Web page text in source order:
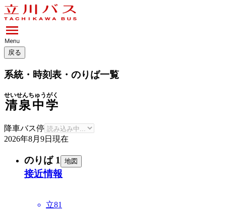
戻る
系統・時刻表・のりば一覧
清泉中学
せいせんちゅうがく
降車バス停
2026年8月9日 現在
のりば 1 地図
接近情報
立81